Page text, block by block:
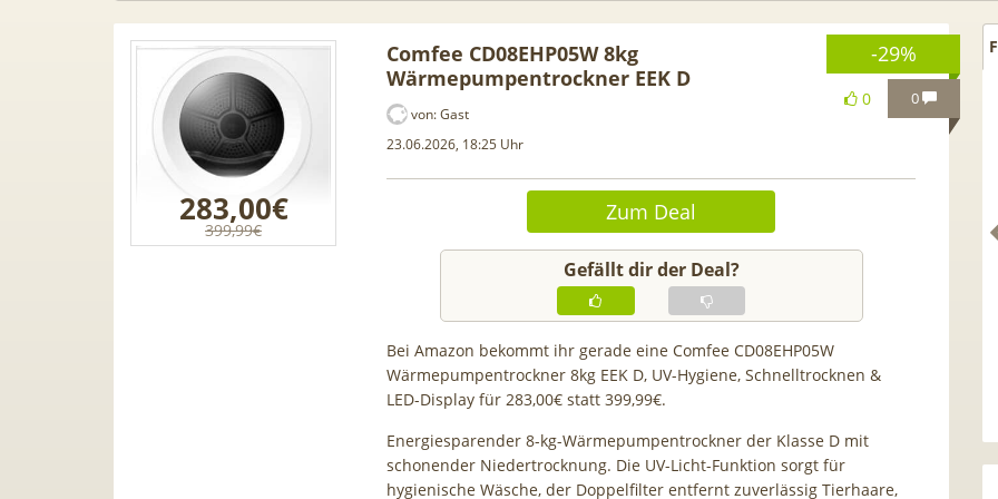
-29%
0
0
283,00€
399,99€
Comfee CD08EHP05W 8kg
Wärmepumpentrockner EEK D
von:Gast
23.06.2026, 18:25 Uhr
Zum Deal
Gefällt dir der Deal?
Bei Amazon bekommt ihr gerade eine Comfee CD08EHP05W
Wärmepumpentrockner 8kg EEK D, UV-Hygiene, Schnelltrocknen &
LED-Display für 283,00€ statt 399,99€.
Energiesparender 8-kg-Wärmepumpentrockner der Klasse D mit
schonender Niedertrocknung. Die UV-Licht-Funktion sorgt für
hygienische Wäsche, der Doppelfilter entfernt zuverlässig Tierhaare,
Audi Gebrauchtwagen Leasing
📱 Apple iPhone 17 (256GB) für
199€ + 70GB Vodafone 5G für
34,99€ mtl. (+ 100€ Bonus) |
80GB für 29,99€ mit GigaKombi
[Eff. GRATIS!] 📲 Samsung
50GB 5G Otelo Vodafone
für 19,99€ + 50€ BONUS